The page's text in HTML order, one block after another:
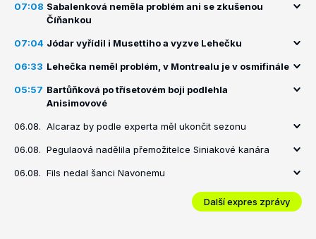
07:08 Sabalenková neměla problém ani se zkušenou
Číňankou
07:04 Jódar vyřídil i Musettiho a vyzve Lehečku
06:33 Lehečka neměl problém, v Montrealu je v osmifinále
05:57 Bartůňková po třísetovém boji podlehla
Anisimovové
06.08. Alcaraz by podle experta měl ukončit sezonu
06.08. Pegulaová nadělila přemožitelce Siniakové kanára
06.08. Fils nedal šanci Navonemu
Další expres zprávy